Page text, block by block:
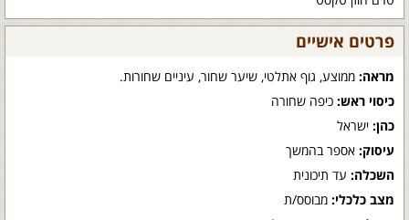
פרטים אישיים
מראה: ממוצע, גוף אתלטי, שיער שחור, עיניים שחורות.
כיסוי ראש: כיפה שחורה
כהן: ישראל
עיסוק: אספר בהמשך
השכלה: עד תיכונית
מצב כלכלי: מבוסס/ת